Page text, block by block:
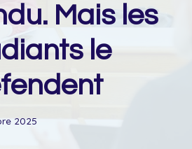
Mais les
le
2025